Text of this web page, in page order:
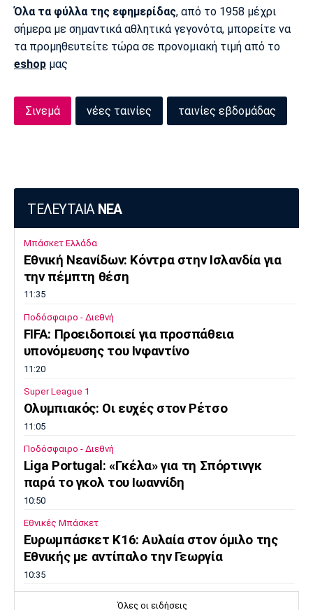
Όλα τα φύλλα της εφημερίδας, από το 1958 μέχρι
σήμερα με σημαντικά αθλητικά γεγονότα, μπορείτε να
τα προμηθευτείτε τώρα σε προνομιακή τιμή από το
eshop μας
Σινεμά νέες ταινίες ταινίες εβδομάδας
ΤΕΛΕΥΤΑΙΑ ΝΕΑ
Μπάσκετ Ελλάδα
Εθνική Νεανίδων: Κόντρα στην Ισλανδία για
την πέμπτη θέση
11:35
Ποδόσφαιρο - Διεθνή
FIFA: Προειδοποιεί για προσπάθεια
υπονόμευσης του Ινφαντίνο
11:20
Super League 1
Oλυμπιακός: Οι ευχές στον Ρέτσο
11:05
Ποδόσφαιρο - Διεθνή
Liga Portugal: «Γκέλα» για τη Σπόρτινγκ
παρά το γκολ του Ιωαννίδη
10:50
Εθνικές Μπάσκετ
Ευρωμπάσκετ Κ16: Αυλαία στον όμιλο της
Εθνικής με αντίπαλο την Γεωργία
10:35
Όλες οι ειδήσεις